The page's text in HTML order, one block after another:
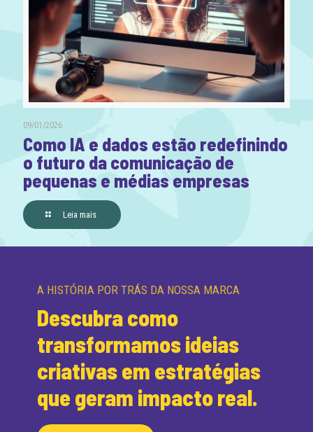
09/01/2026
Como IA e dados estão redefinindo
o futuro da comunicação de
pequenas e médias empresas
Leia mais
A HISTÓRIA POR TRÁS DA NOSSA MARCA
Descubra como
transformamos ideias
criativas em estratégias
que geram impacto real.